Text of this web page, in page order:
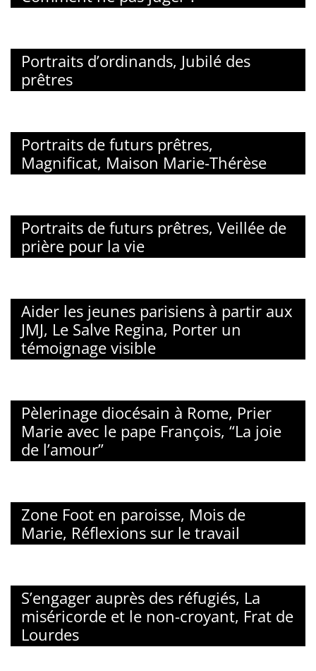
Portraits d’ordinands, Jubilé des
prêtres
Portraits de futurs prêtres,
Magnificat, Maison Marie-Thérèse
Portraits de futurs prêtres, Veillée de
prière pour la vie
Aider les jeunes parisiens à partir aux
JMJ, Le Salve Regina, Porter un
témoignage visible
Pèlerinage diocésain à Rome, Prier
Marie avec le pape François, “La joie
de l’amour”
Zone Foot en paroisse, Mois de
Marie, Réflexions sur le travail
S’engager auprès des réfugiés, La
miséricorde et le non-croyant, Frat de
Lourdes